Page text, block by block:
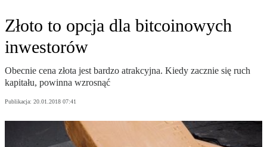
Złoto to opcja dla bitcoinowych
inwestorów
Obecnie cena złota jest bardzo atrakcyjna. Kiedy zacznie się ruch
kapitału, powinna wzrosnąć
Publikacja: 20.01.2018 07:41